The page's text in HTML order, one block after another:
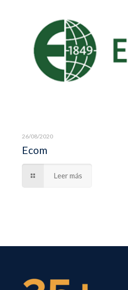
26/08/2020
Ecom
Leer más